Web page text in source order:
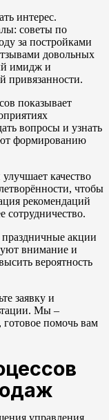
интерес.
советы по
за постройками
довольных
имидж и
привязанности.
показывает
вопросы и узнать
формированию
качество
чтобы
рекомендаций
сотрудничество.
акции
внимание и
вероятность
заявку и
Мы –
готовое помочь вам